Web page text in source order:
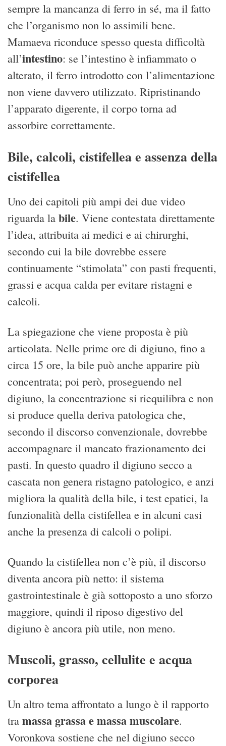
sempre la mancanza di ferro in sé, ma il fatto
che l’organismo non lo assimili bene.
Mamaeva riconduce spesso questa difficoltà
all’intestino: se l’intestino è infiammato o
alterato, il ferro introdotto con l’alimentazione
non viene davvero utilizzato. Ripristinando
l’apparato digerente, il corpo torna ad
assorbire correttamente.
Bile, calcoli, cistifellea e assenza della
cistifellea
Uno dei capitoli più ampi dei due video
riguarda la bile. Viene contestata direttamente
l’idea, attribuita ai medici e ai chirurghi,
secondo cui la bile dovrebbe essere
continuamente “stimolata” con pasti frequenti,
grassi e acqua calda per evitare ristagni e
calcoli.
La spiegazione che viene proposta è più
articolata. Nelle prime ore di digiuno, fino a
circa 15 ore, la bile può anche apparire più
concentrata; poi però, proseguendo nel
digiuno, la concentrazione si riequilibra e non
si produce quella deriva patologica che,
secondo il discorso convenzionale, dovrebbe
accompagnare il mancato frazionamento dei
pasti. In questo quadro il digiuno secco a
cascata non genera ristagno patologico, e anzi
migliora la qualità della bile, i test epatici, la
funzionalità della cistifellea e in alcuni casi
anche la presenza di calcoli o polipi.
Quando la cistifellea non c’è più, il discorso
diventa ancora più netto: il sistema
gastrointestinale è già sottoposto a uno sforzo
maggiore, quindi il riposo digestivo del
digiuno è ancora più utile, non meno.
Muscoli, grasso, cellulite e acqua
corporea
Un altro tema affrontato a lungo è il rapporto
tra massa grassa e massa muscolare.
Voronkova sostiene che nel digiuno secco